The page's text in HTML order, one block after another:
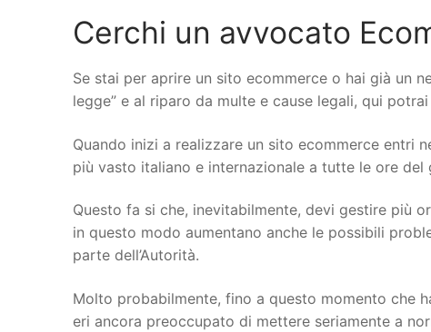
Cerchi un avvocato
Se stai per aprire un sito ecommerce o hai già un
legge” e al riparo da multe e cause legali, qui
Quando inizi a realizzare un sito ecommerce entri
più vasto italiano e internazionale a tutte le ore del
Questo fa si che, inevitabilmente, devi gestire più
in questo modo aumentano anche le possibili
parte dell’Autorità.
Molto probabilmente, fino a questo momento che
eri ancora preoccupato di mettere seriamente a